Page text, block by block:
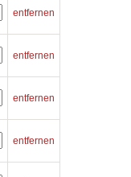
entfernen
entfernen
entfernen
entfernen